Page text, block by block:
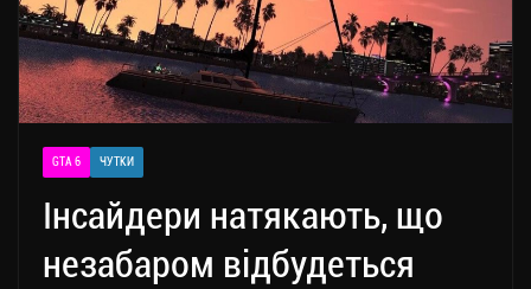
GTA 6 ЧУТКИ
Інсайдери натякають, що
незабаром відбудеться